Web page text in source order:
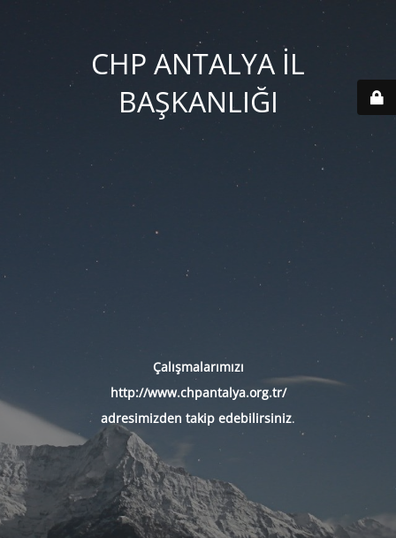
CHP ANTALYA İL
BAŞKANLIĞI
Çalışmalarımızı
http://www.chpantalya.org.tr/
adresimizden takip edebilirsiniz.